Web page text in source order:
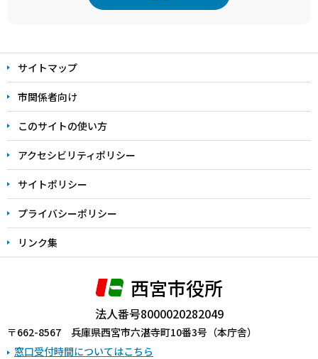
文
こ
こ
ま
で
サイトマップ
市関係者向け
このサイトの使い方
アクセシビリティポリシー
サイトポリシー
プライバシーポリシー
リンク集
西宮市役所
法人番号8000020282049
〒662-8567 兵庫県西宮市六湛寺町10番3号（本庁舎）
窓口受付時間についてはこちら